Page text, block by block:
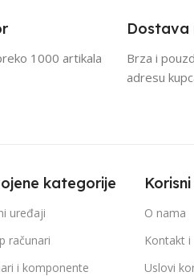
1000 artikala
Dostava
Brza i
adresu
kategorije
uređaji
računari
i komponente
O nama
Kontakt
Uslovi